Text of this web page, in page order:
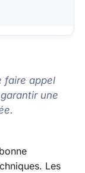
faire appel
une
Les